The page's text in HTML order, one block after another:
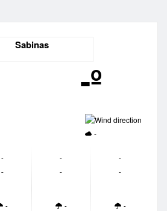
Sabinas
-º
-
-
-
-
-
-
-
-
-
-
-